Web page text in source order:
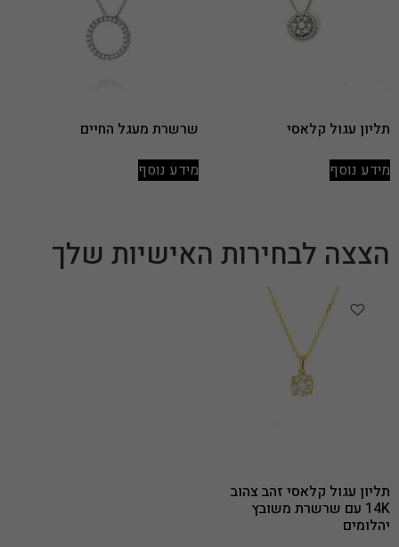
תליון עגול קלאסי
מידע נוסף
שרשרת מעגל החיים
מידע נוסף
הצצה לבחירות האישיות שלך
תליון עגול קלאסי זהב צהוב
14K עם שרשרת משובץ
יהלומים